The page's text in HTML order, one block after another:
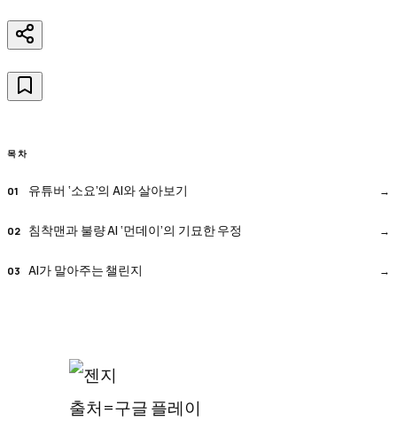
목차
유튜버 ‘소요’의 AI와 살아보기
침착맨과 불량 AI ‘먼데이’의 기묘한 우정
AI가 말아주는 챌린지
출처=구글 플레이